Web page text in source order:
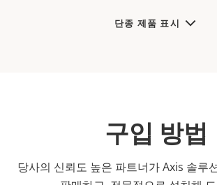
단종 제품 표시
구입 방법
당사의 신뢰도 높은 파트너가 Axis 솔루